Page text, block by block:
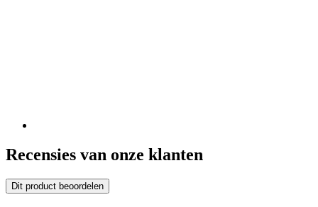
Recensies van onze klanten
Dit product beoordelen